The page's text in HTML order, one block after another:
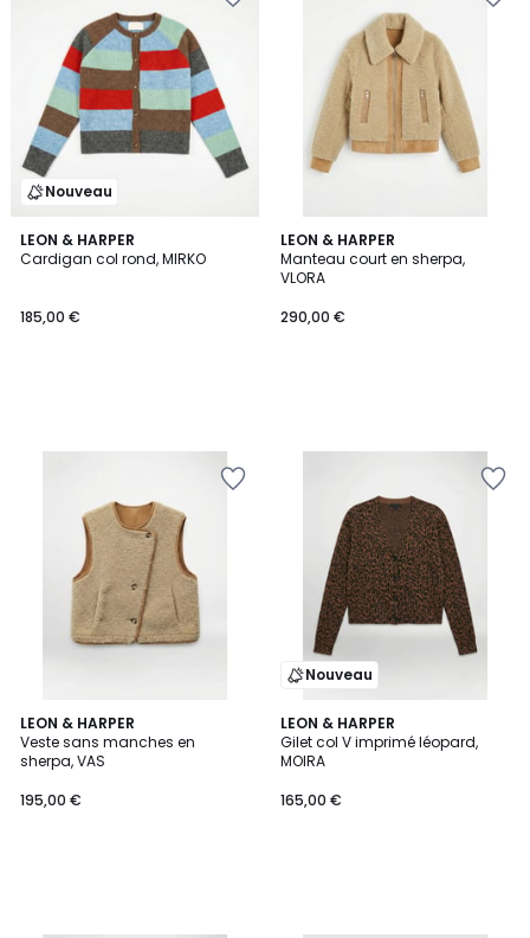
Nouveau
LEON & HARPER
Cardigan col rond, MIRKO
185,00 €
LEON & HARPER
Manteau court en sherpa,
VLORA
290,00 €
LEON & HARPER
Veste sans manches en
sherpa, VAS
195,00 €
Nouveau
LEON & HARPER
Gilet col V imprimé léopard,
MOIRA
165,00 €